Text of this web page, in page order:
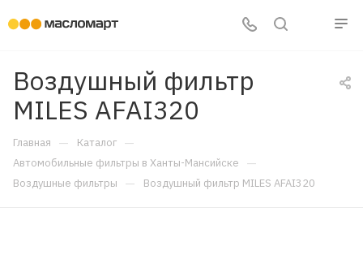
Воздушный фильтр
MILES AFAI320
Главная — Каталог —
Автомобильные фильтры в Ханты-Мансийске —
Воздушные фильтры — Воздушный фильтр MILES AFAI320